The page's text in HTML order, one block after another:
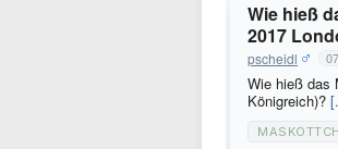
Wie hieß
2017
pscheidl
Wie hieß das
Königreich)?